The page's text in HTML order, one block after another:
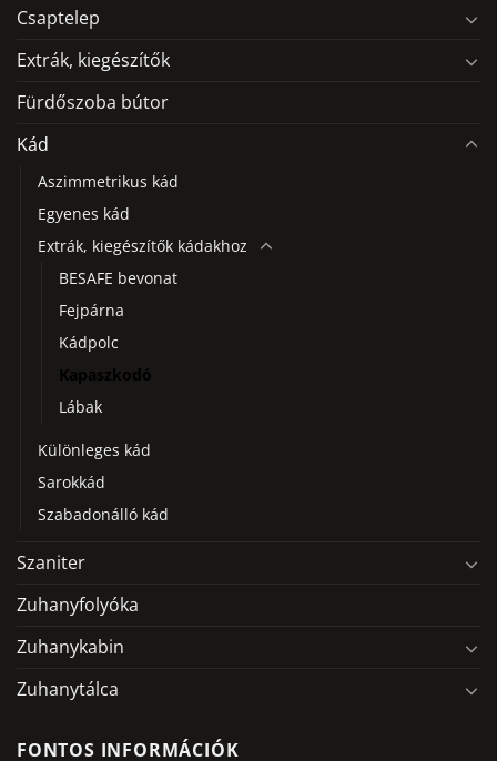
Csaptelep
Extrák, kiegészítők
Fürdőszoba bútor
Kád
Aszimmetrikus kád
Egyenes kád
Extrák, kiegészítők kádakhoz
BESAFE bevonat
Fejpárna
Kádpolc
Kapaszkodó
Lábak
Különleges kád
Sarokkád
Szabadonálló kád
Szaniter
Zuhanyfolyóka
Zuhanykabin
Zuhanytálca
FONTOS INFORMÁCIÓK